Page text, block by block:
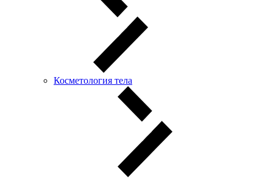
Косметология тела